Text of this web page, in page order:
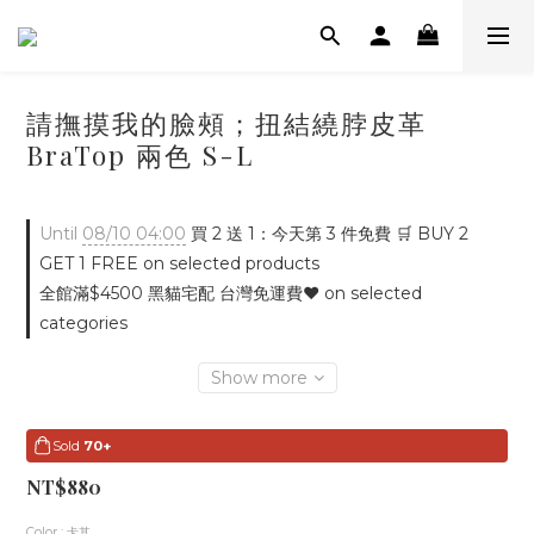
請撫摸我的臉頰；扭結繞脖皮革
BraTop 兩色 S-L
Until 08/10 04:00 買 2 送 1：今天第 3 件免費 🛒 BUY 2
GET 1 FREE on selected products
全館滿$4500 黑貓宅配 台灣免運費♥ on selected
categories
Show more
Sold 70+
NT$880